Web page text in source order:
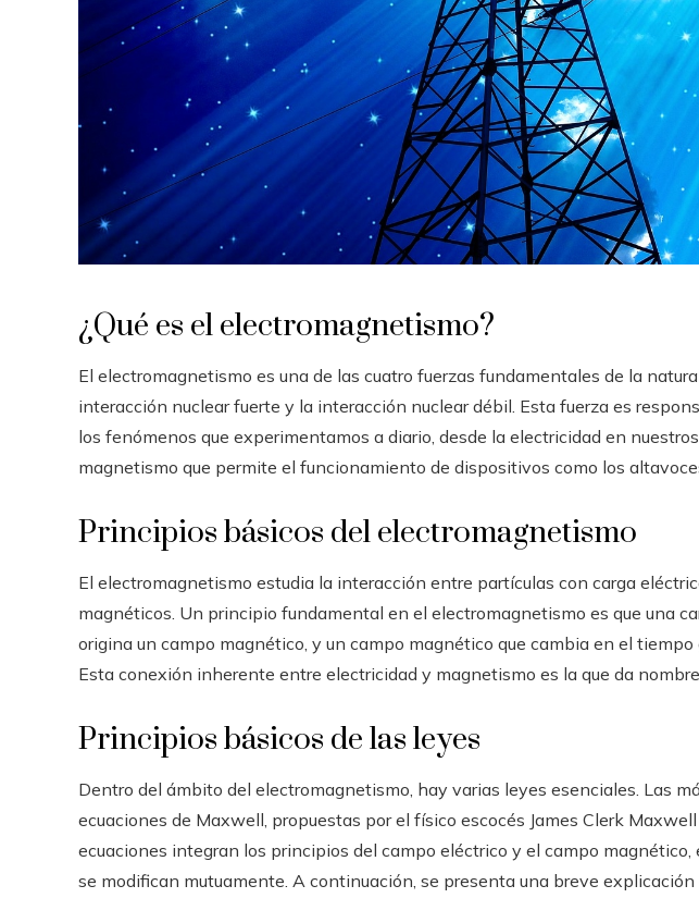
¿Qué es el electromagnetismo?
El electromagnetismo es una de las cuatro fuerzas fundamentales de la
interacción nuclear fuerte y la interacción nuclear débil. Esta fuerza es
los fenómenos que experimentamos a diario, desde la electricidad en
magnetismo que permite el funcionamiento de dispositivos como los
Principios básicos del electromagnetismo
El electromagnetismo estudia la interacción entre partículas con carga
magnéticos. Un principio fundamental en el electromagnetismo es que una
origina un campo magnético, y un campo magnético que cambia en el tiempo
Esta conexión inherente entre electricidad y magnetismo es la que da
Principios básicos de las leyes
Dentro del ámbito del electromagnetismo, hay varias leyes esenciales. Las
ecuaciones de Maxwell, propuestas por el físico escocés James Clerk
ecuaciones integran los principios del campo eléctrico y el campo
se modifican mutuamente. A continuación, se presenta una breve explicación